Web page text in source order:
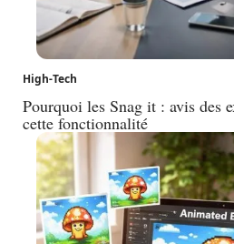
High-Tech
Pourquoi les Snag it : avis des
cette fonctionnalité